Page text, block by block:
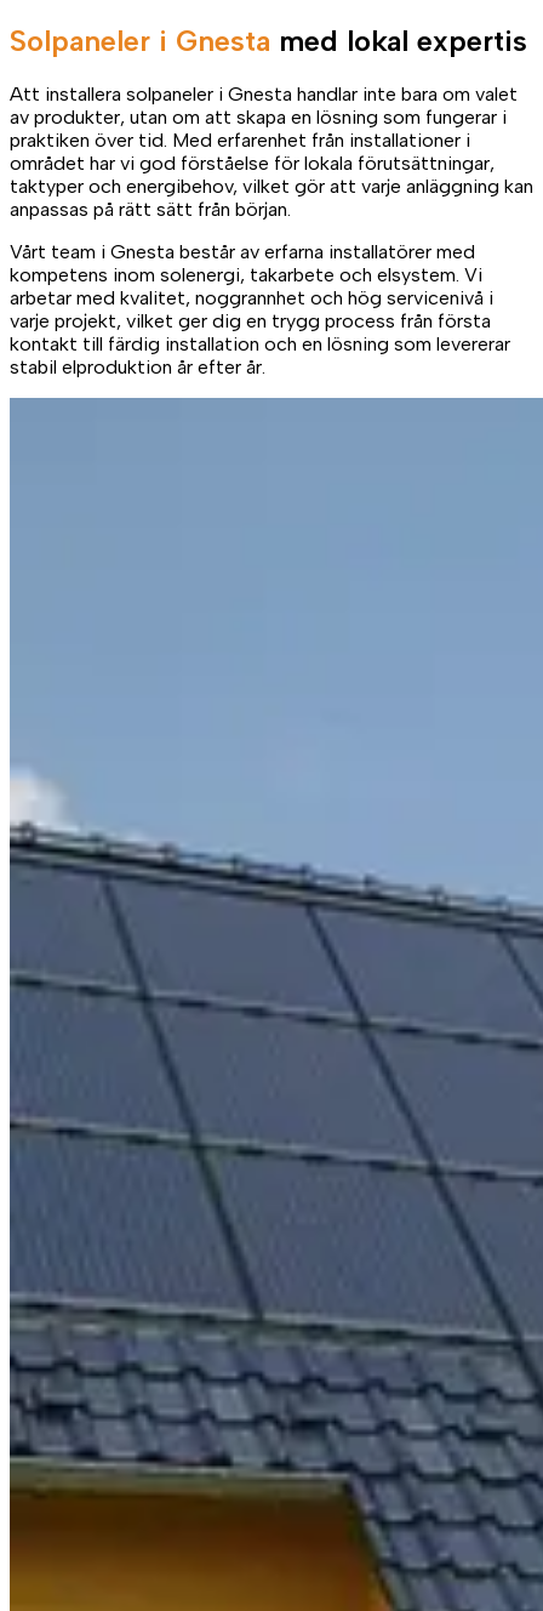
Solpaneler i Gnesta med lokal expertis
Att installera solpaneler i Gnesta handlar inte bara om valet
av produkter, utan om att skapa en lösning som fungerar i
praktiken över tid. Med erfarenhet från installationer i
området har vi god förståelse för lokala förutsättningar,
taktyper och energibehov, vilket gör att varje anläggning kan
anpassas på rätt sätt från början.
Vårt team i Gnesta består av erfarna installatörer med
kompetens inom solenergi, takarbete och elsystem. Vi
arbetar med kvalitet, noggrannhet och hög servicenivå i
varje projekt, vilket ger dig en trygg process från första
kontakt till färdig installation och en lösning som levererar
stabil elproduktion år efter år.